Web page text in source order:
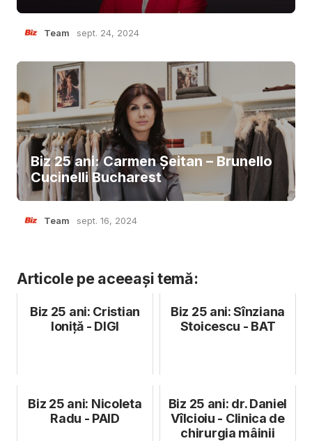
Team sept. 24, 2024
Biz 25 ani: Carmen Șeitan – Brunello
Cucinelli Bucharest
Team sept. 16, 2024
Articole pe aceeași temă:
Biz 25 ani: Cristian
Ioniță - DIGI
Biz 25 ani: Sînziana
Stoicescu - BAT
Biz 25 ani: Nicoleta
Radu - PAID
Biz 25 ani: dr. Daniel
Vîlcioiu - Clinica de
chirurgia mâinii